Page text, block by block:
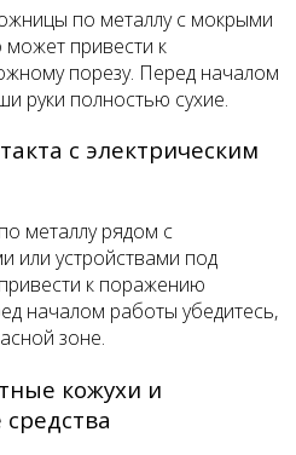
по металлу с мокрыми
привести к
порезу. Перед началом
руки полностью сухие.
с электрическим
металлу рядом с
или устройствами под
к поражению
началом работы убедитесь,
зоне.
кожухи и